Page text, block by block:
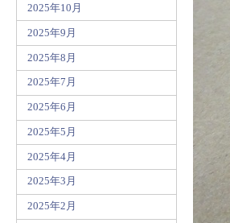
2025年10月
2025年9月
2025年8月
2025年7月
2025年6月
2025年5月
2025年4月
2025年3月
2025年2月